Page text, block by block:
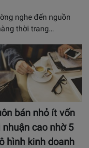
nghe đến nguồn
thời trang…
bán nhỏ ít vốn
nhuận cao nhờ 5
hình kinh doanh